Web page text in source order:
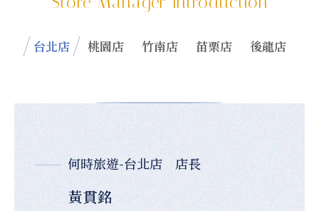
台北店 桃園店 竹南店 苗栗店 後龍店
何時旅遊-台北店 店長
黃貫銘